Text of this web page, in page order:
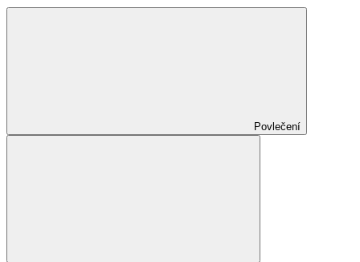
Povlečení